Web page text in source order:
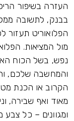
העזרה בשיפור
בבנק, לתשובה
הפלואוריט תעזור
מול המציאות.
נפש, בשל הכוח
והמחשבה שלכם,
הקרוב או הכנת
מאוד ואף שבירה,
ומגוונים – כל